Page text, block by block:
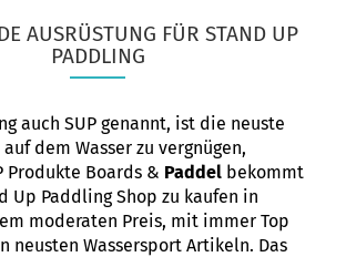
AUSRÜSTUNG FÜR STAND UP
PADDLING
auch SUP genannt, ist die neuste
dem Wasser zu vergnügen,
Produkte Boards & Paddel bekommt
Up Paddling Shop zu kaufen in
moderaten Preis, mit immer Top
neusten Wassersport Artikeln. Das